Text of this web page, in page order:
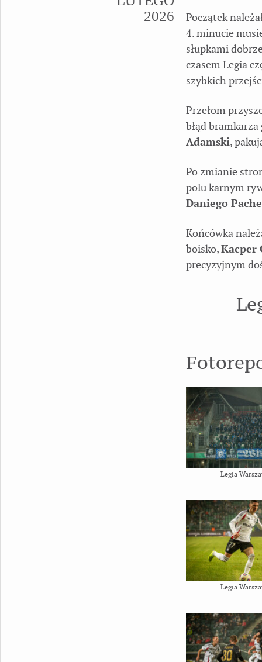
2026
Początek
4. minucie
słupkami
czasem Legia
szybkich
Przełom
błąd
Adamski,
Po zmianie
polu karnym
Daniego
Końcówka
boisko,Kacper
precyzyjnym
Legia
Legia